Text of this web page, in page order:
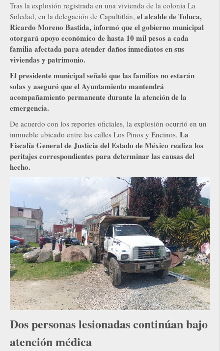
Tras la explosión registrada en una vivienda de la colonia La
Soledad, en la delegación de Capultitlán, el alcalde de Toluca,
Ricardo Moreno Bastida, informó que el gobierno municipal
otorgará apoyo económico de hasta 10 mil pesos a cada
familia afectada para atender daños inmediatos en sus
viviendas y patrimonio.
El presidente municipal señaló que las familias no estarán
solas y aseguró que el Ayuntamiento mantendrá
acompañamiento permanente durante la atención de la
emergencia.
De acuerdo con los reportes oficiales, la explosión ocurrió en un
inmueble ubicado entre las calles Los Pinos y Encinos. La
Fiscalía General de Justicia del Estado de México realiza los
peritajes correspondientes para determinar las causas del
hecho.
Dos personas lesionadas continúan bajo
atención médica